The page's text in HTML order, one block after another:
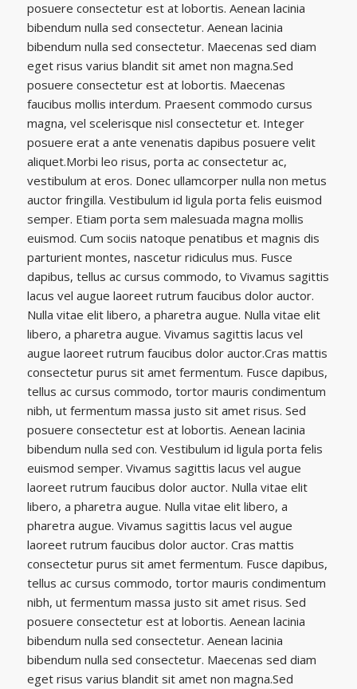
posuere consectetur est at lobortis. Aenean lacinia
bibendum nulla sed consectetur. Aenean lacinia
bibendum nulla sed consectetur. Maecenas sed diam
eget risus varius blandit sit amet non magna.Sed
posuere consectetur est at lobortis. Maecenas
faucibus mollis interdum. Praesent commodo cursus
magna, vel scelerisque nisl consectetur et. Integer
posuere erat a ante venenatis dapibus posuere velit
aliquet.Morbi leo risus, porta ac consectetur ac,
vestibulum at eros. Donec ullamcorper nulla non metus
auctor fringilla. Vestibulum id ligula porta felis euismod
semper. Etiam porta sem malesuada magna mollis
euismod. Cum sociis natoque penatibus et magnis dis
parturient montes, nascetur ridiculus mus. Fusce
dapibus, tellus ac cursus commodo, to Vivamus sagittis
lacus vel augue laoreet rutrum faucibus dolor auctor.
Nulla vitae elit libero, a pharetra augue. Nulla vitae elit
libero, a pharetra augue. Vivamus sagittis lacus vel
augue laoreet rutrum faucibus dolor auctor.Cras mattis
consectetur purus sit amet fermentum. Fusce dapibus,
tellus ac cursus commodo, tortor mauris condimentum
nibh, ut fermentum massa justo sit amet risus. Sed
posuere consectetur est at lobortis. Aenean lacinia
bibendum nulla sed con. Vestibulum id ligula porta felis
euismod semper. Vivamus sagittis lacus vel augue
laoreet rutrum faucibus dolor auctor. Nulla vitae elit
libero, a pharetra augue. Nulla vitae elit libero, a
pharetra augue. Vivamus sagittis lacus vel augue
laoreet rutrum faucibus dolor auctor. Cras mattis
consectetur purus sit amet fermentum. Fusce dapibus,
tellus ac cursus commodo, tortor mauris condimentum
nibh, ut fermentum massa justo sit amet risus. Sed
posuere consectetur est at lobortis. Aenean lacinia
bibendum nulla sed consectetur. Aenean lacinia
bibendum nulla sed consectetur. Maecenas sed diam
eget risus varius blandit sit amet non magna.Sed